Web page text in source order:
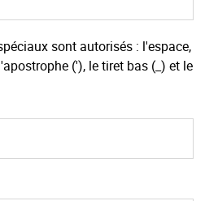
sont autorisés : l'espace,
('), le tiret bas (_) et le